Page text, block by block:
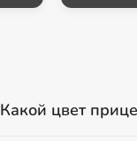
Какой цвет